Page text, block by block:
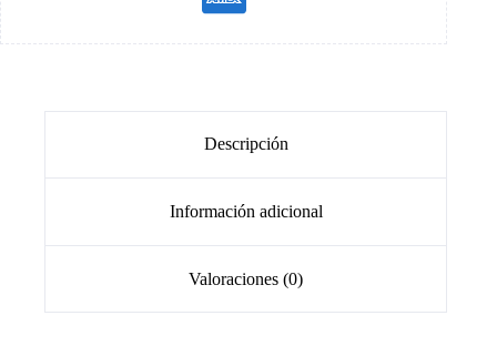
Descripción
Información adicional
Valoraciones (0)